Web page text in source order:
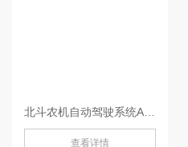
查看详情